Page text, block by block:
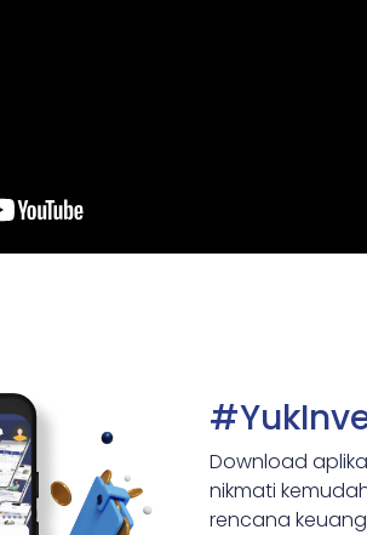
Download
nikmati
rencana